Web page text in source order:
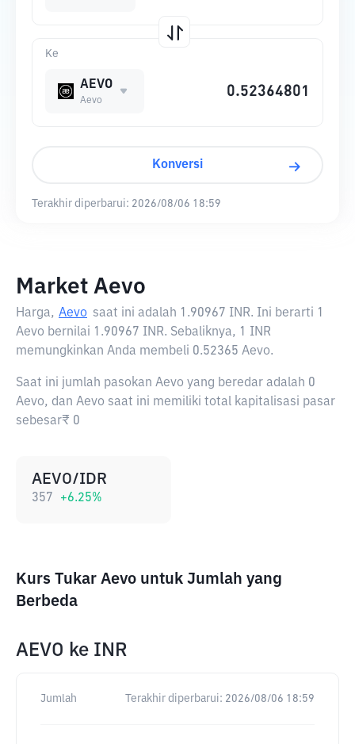
Ke
AEVO
Aevo
Konversi
Terakhir diperbarui: 2026/08/06 18:59
Market Aevo
Harga, Aevo saat ini adalah 1.90967 INR. Ini berarti 1
Aevo bernilai 1.90967 INR. Sebaliknya, 1 INR
memungkinkan Anda membeli 0.52365 Aevo.
Saat ini jumlah pasokan Aevo yang beredar adalah 0
Aevo, dan Aevo saat ini memiliki total kapitalisasi pasar
sebesar₹ 0
AEVO/IDR
357 +6.25%
Kurs Tukar Aevo untuk Jumlah yang
Berbeda
AEVO ke INR
Jumlah Terakhir diperbarui: 2026/08/06 18:59